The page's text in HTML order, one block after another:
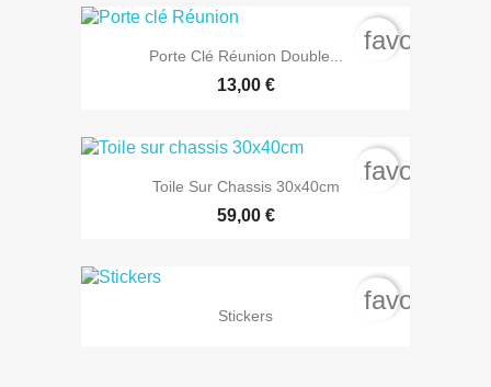
Porte Clé Réunion Double...
13,00 €
Toile Sur Chassis 30x40cm
59,00 €
Stickers